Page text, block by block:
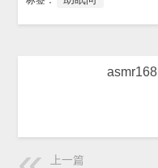
asmr168
上一篇